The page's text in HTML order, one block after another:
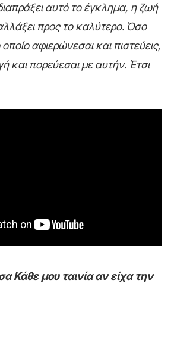
αυτό το έγκλημα, η ζωή
προς το καλύτερο. Όσο
αφιερώνεσαι και πιστεύεις,
και πορεύεσαι με αυτήν. Έτσι
Κάθε μου ταινία αν είχα την